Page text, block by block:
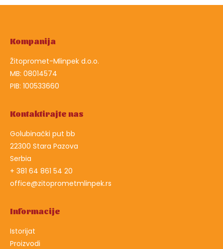
Kompanija
Žitopromet-Mlinpek d.o.o.
MB: 08014574
PIB: 100533660
Kontaktirajte nas
Golubinački put bb
22300 Stara Pazova
Serbia
+ 381 64 861 54 20
office@zitoprometmlinpek.rs
Informacije
Istorijat
Proizvodi